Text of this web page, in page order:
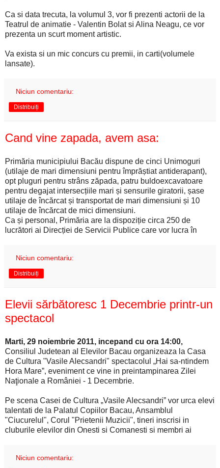
Ca si data trecuta, la volumul 3, vor fi prezenti actorii de la
Teatrul de animatie - Valentin Bolat si Alina Neagu, ce vor
prezenta un scurt moment artistic.
Va exista si un mic concurs cu premii, in carti(volumele
lansate).
Niciun comentariu:
Distribuiți
Cand vine zapada, avem asa:
Primăria municipiului Bacău dispune de cinci Unimoguri
(utilaje de mari dimensiuni pentru împrăștiat antiderapant),
opt pluguri pentru strâns zăpada, patru buldoexcavatoare
pentru degajat intersecțiile mari și sensurile giratorii, șase
utilaje de încărcat și transportat de mari dimensiuni și 10
utilaje de încărcat de mici dimensiuni.
Ca și personal, Primăria are la dispoziție circa 250 de
lucrători ai Direcției de Servicii Publice care vor lucra în
Niciun comentariu:
Distribuiți
Elevii sărbătoresc 1 Decembrie printr-un
spectacol
Marti, 29 noiembrie 2011, incepand cu ora 14:00,
Consiliul Judetean al Elevilor Bacau organizeaza la Casa
de Cultura "Vasile Alecsandri" spectacolul „Hai sa-ntindem
Hora Mare”, eveniment ce vine in preintampinarea Zilei
Naţionale a României - 1 Decembrie.
Pe scena Casei de Cultura „Vasile Alecsandri” vor urca elevi
talentati de la Palatul Copiilor Bacau, Ansamblul
"Ciucurelul", Corul "Prietenii Muzicii", tineri inscrisi in
cluburile elevilor din Onesti si Comanesti si membri ai
Niciun comentariu: